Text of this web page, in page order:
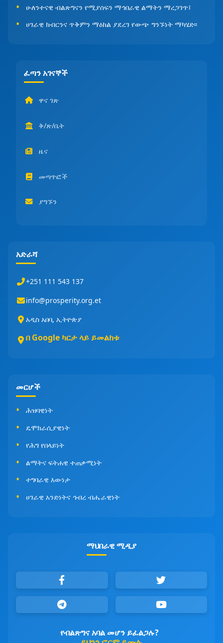
ሁለንተናዊ ብልጽግናን የሚያሰፍን ማኅበራዊ ልማትን ማረጋገጥ፤
ሀገራዊ ክብርንና ጥቅምን ማዕከል ያደረገ የውጭ ግንኙነት ማካሄድ፡፡
ፈጣን አገናኞች
ዋና ገጽ
ቅ/ጽ/ቤት
ዜና
መጣጥፎች
ያግኙን
አድራሻ
+251 111 543 137
info@prosperity.org.et
አዲስ አበባ, ኢትዮጵያ
በ Google ካርታ ላይ ይመልከቱ
መርሆች
ሕዝባዊነት
ዴሞክራሲያዊነት
የሕግ የበላይነት
ልማትና ፍትሐዊ ተጠቃሚነት
ተግባራዊ እውነታ
ሀገራዊ አንድነትና ኅብረ ብሔራዊነት
ማህበራዊ ሚዲያ
የብልጽግና አባል መሆን ይፈልጋሉ?